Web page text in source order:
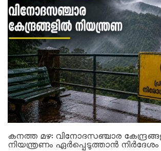
കനത്ത മഴ: വിനോദസഞ്ചാര
നിയന്ത്രണം ഏർപ്പെടുത്താൻ നിർദേശം